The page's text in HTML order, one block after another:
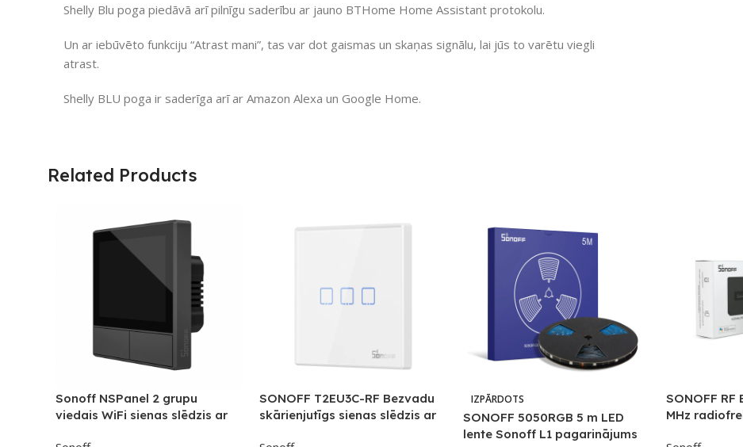
Shelly Blu poga piedāvā arī pilnīgu saderību ar jauno BTHome Home Assistant protokolu.
Un ar iebūvēto funkciju “Atrast mani”, tas var dot gaismas un skaņas signālu, lai jūs to varētu viegli
atrast.
Shelly BLU poga ir saderīga arī ar Amazon Alexa un Google Home.
Related Products
Sonoff NSPanel 2 grupu
viedais WiFi sienas slēdzis ar
SONOFF T2EU3C-RF Bezvadu
skārienjutīgs sienas slēdzis ar
IZPĀRDOTS
SONOFF 5050RGB 5 m LED
lente Sonoff L1 pagarinājums
SONOFF RF
MHz